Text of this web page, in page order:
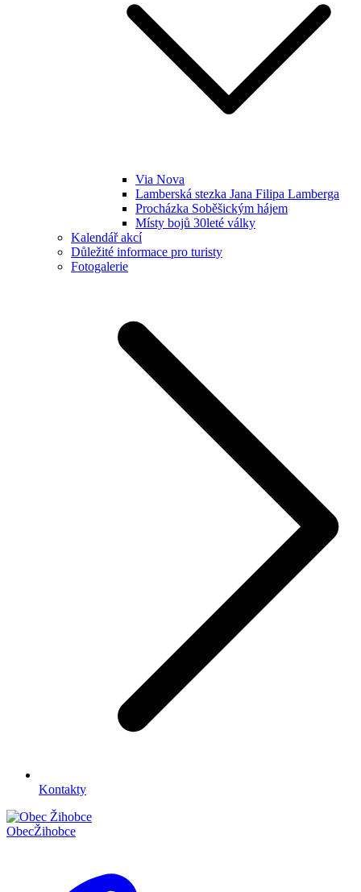
Via Nova
Lamberská stezka Jana Filipa Lamberga
Procházka Soběšickým hájem
Místy bojů 30leté války
Kalendář akcí
Důležité informace pro turisty
Fotogalerie
Kontakty
ObecŽihobce